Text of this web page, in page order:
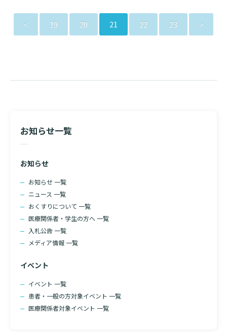
< 19 20 21 22 23 >
お知らせ一覧
お知らせ
お知らせ 一覧
ニュース 一覧
おくすりについて 一覧
医療関係者・学生の方へ 一覧
入札公告 一覧
メディア情報 一覧
イベント
イベント 一覧
患者・一般の方対象イベント 一覧
医療関係者対象イベント 一覧